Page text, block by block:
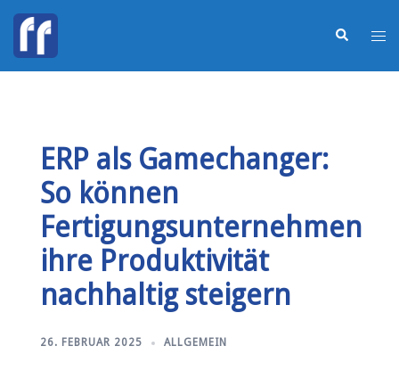
ERP als Gamechanger:
So können
Fertigungsunternehmen
ihre Produktivität
nachhaltig steigern
26. FEBRUAR 2025 ALLGEMEIN